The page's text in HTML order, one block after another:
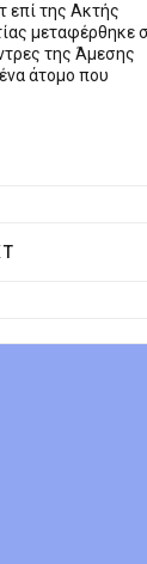
επί της Ακτής
μεταφέρθηκε
της Άμεσης
άτομο που
ARTICLE: